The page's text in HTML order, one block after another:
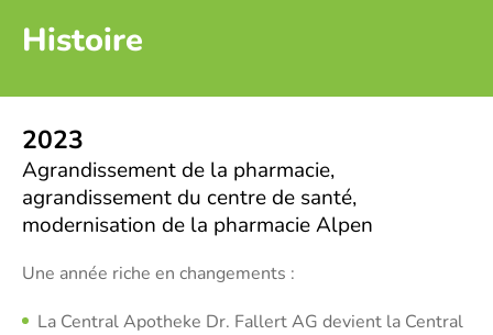
Histoire
2023
Agrandissement de la pharmacie,
agrandissement du centre de santé,
modernisation de la pharmacie Alpen
Une année riche en changements :
La Central Apotheke Dr. Fallert AG devient la Central